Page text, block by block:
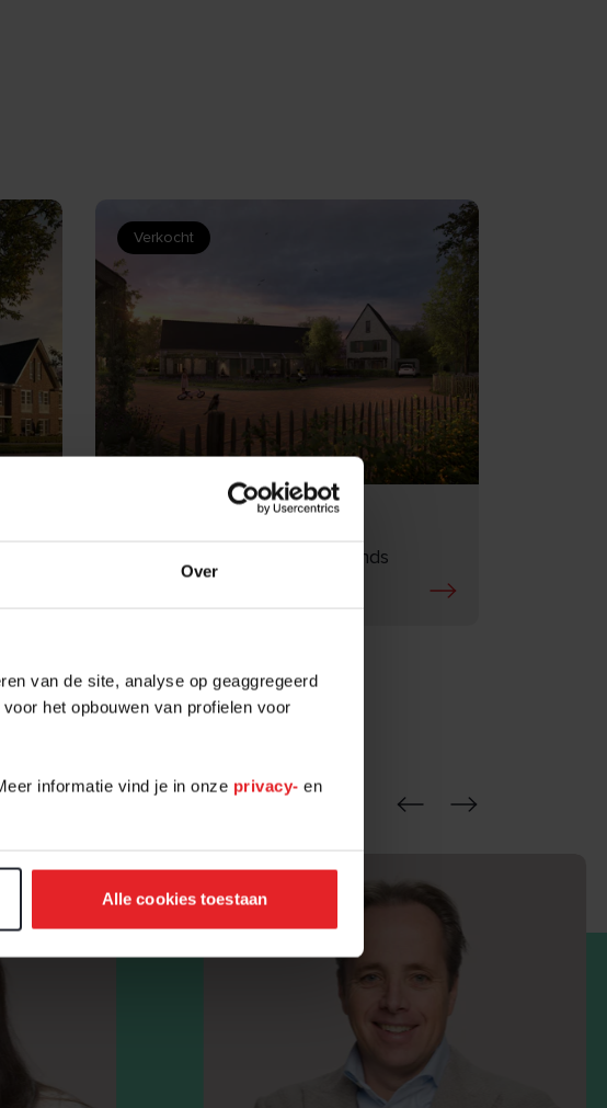
Over
van de site, analyse op geaggregeerd
het opbouwen van profielen voor
informatie vind je in onze privacy- en
Alle cookies toestaan
BEKIJK
Verkocht
Ruitererf te Uden
11 woningen - BPD | Bouwfonds